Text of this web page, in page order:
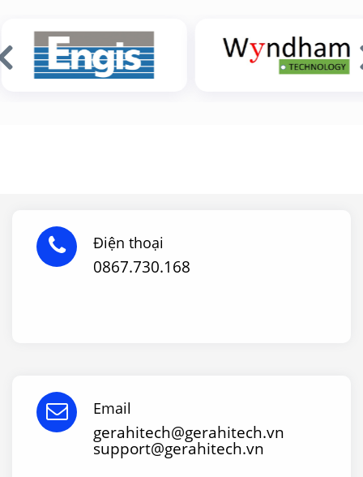
Điện thoại
0867.730.168
Email
gerahitech@gerahitech.vn
support@gerahitech.vn